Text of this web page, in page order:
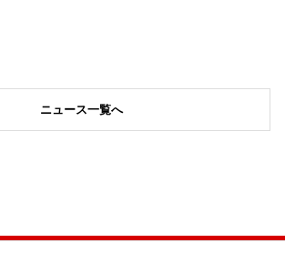
ニュース一覧へ